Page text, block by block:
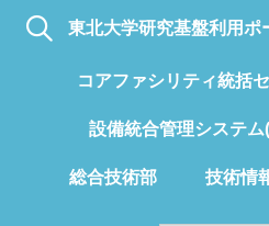
東北大学研究基盤利用ポ
コアファシリティ統括
設備統合管理システ
総合技術部 技術情